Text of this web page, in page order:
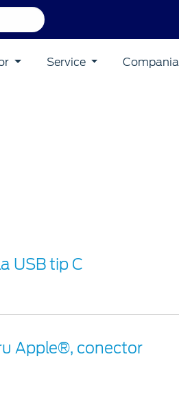
Service Compania
USB tip C
Apple®, conector